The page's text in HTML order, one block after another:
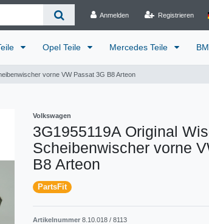
Anmelden Registrieren
Opel Teile Mercedes Teile
vorne VW Passat 3G B8 Arteon
Volkswagen
3G1955119A Original
Scheibenwischer vorne
B8 Arteon
PartsFit
Artikelnummer 8.10.018 / 8113